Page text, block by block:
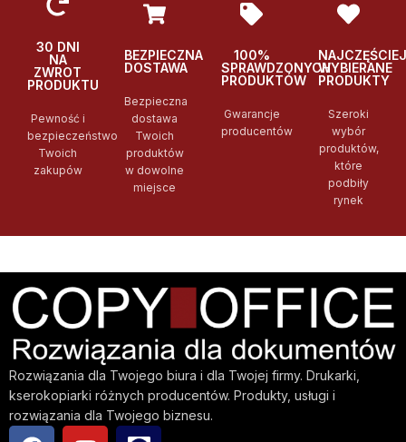
30 DNI
NA
ZWROT
PRODUKTU
Pewność i
bezpieczeństwo
Twoich
zakupów
BEZPIECZNA
DOSTAWA
Bezpieczna
dostawa
Twoich
produktów
w dowolne
miejsce
100%
SPRAWDZONYCH
PRODUKTÓW
Gwarancje
producentów
NAJCZĘŚCIEJ
WYBIERANE
PRODUKTY
Szeroki
wybór
produktów,
które
podbiły
rynek
Rozwiązania dla Twojego biura i dla Twojej firmy. Drukarki,
kserokopiarki różnych producentów. Produkty, usługi i
rozwiązania dla Twojego biznesu.